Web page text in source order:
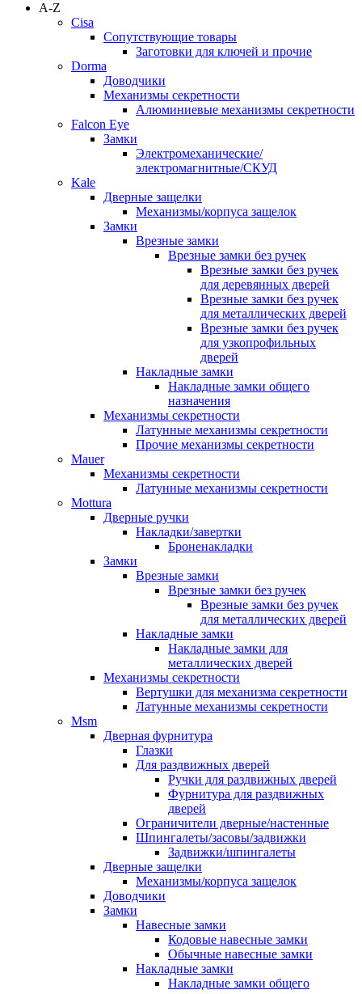
A-Z
Cisa
Сопутствующие товары
Заготовки для ключей и прочие
Dorma
Доводчики
Механизмы секретности
Алюминиевые механизмы секретности
Falcon Eye
Замки
Электромеханические/
электромагнитные/СКУД
Kale
Дверные защелки
Механизмы/корпуса защелок
Замки
Врезные замки
Врезные замки без ручек
Врезные замки без ручек
для деревянных дверей
Врезные замки без ручек
для металлических дверей
Врезные замки без ручек
для узкопрофильных
дверей
Накладные замки
Накладные замки общего
назначения
Механизмы секретности
Латунные механизмы секретности
Прочие механизмы секретности
Mauer
Механизмы секретности
Латунные механизмы секретности
Mottura
Дверные ручки
Накладки/завертки
Броненакладки
Замки
Врезные замки
Врезные замки без ручек
Врезные замки без ручек
для металлических дверей
Накладные замки
Накладные замки для
металлических дверей
Механизмы секретности
Вертушки для механизма секретности
Латунные механизмы секретности
Msm
Дверная фурнитура
Глазки
Для раздвижных дверей
Ручки для раздвижных дверей
Фурнитура для раздвижных
дверей
Ограничители дверные/настенные
Шпингалеты/засовы/задвижки
Задвижки/шпингалеты
Дверные защелки
Механизмы/корпуса защелок
Доводчики
Замки
Навесные замки
Кодовые навесные замки
Обычные навесные замки
Накладные замки
Накладные замки общего